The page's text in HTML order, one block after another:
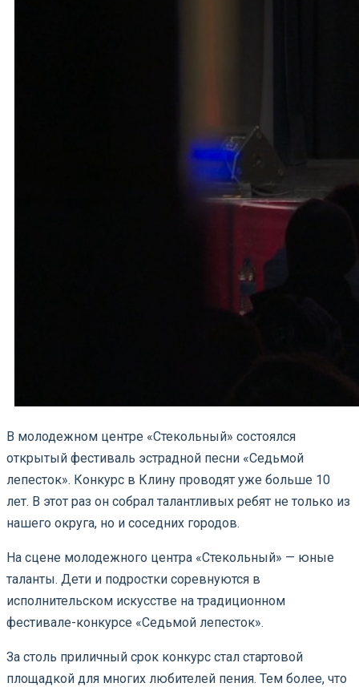
В молодежном центре «Стекольный» состоялся
открытый фестиваль эстрадной песни «Седьмой
лепесток». Конкурс в Клину проводят уже больше 10
лет. В этот раз он собрал талантливых ребят не только из
нашего округа, но и соседних городов.
На сцене молодежного центра «Стекольный» — юные
таланты. Дети и подростки соревнуются в
исполнительском искусстве на традиционном
фестивале-конкурсе «Седьмой лепесток».
За столь приличный срок конкурс стал стартовой
площадкой для многих любителей пения. Тем более, что